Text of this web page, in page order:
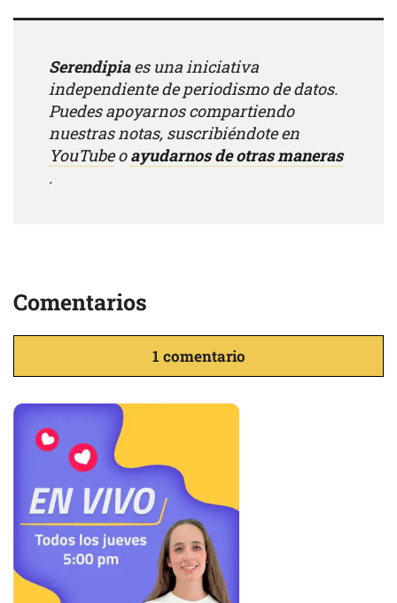
Serendipiaes una iniciativa
independiente de periodismo de datos.
Puedes apoyarnos compartiendo
nuestras notas, suscribiéndote en
YouTubeoayudarnos de otras maneras
.
Comentarios
1 comentario